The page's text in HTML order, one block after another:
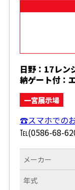
日野：17レン
納ゲート付：
一宮展示場
☎スマホでの
℡(0586-68-
メーカー
年式